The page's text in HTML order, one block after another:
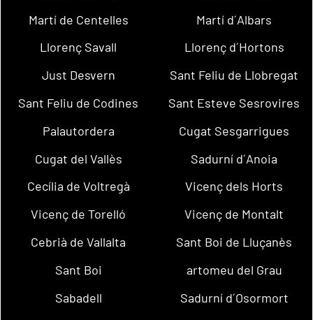
Martí de Centelles
Martí d´Albars
Llorenç Savall
Llorenç d´Hortons
Just Desvern
Sant Feliu de Llobregat
Sant Feliu de Codines
Sant Esteve Sesrovires
Palautordera
Cugat Sesgarrigues
Cugat del Vallès
Sadurní d´Anoia
Cecília de Voltregà
Vicenç dels Horts
Vicenç de Torelló
Vicenç de Montalt
Cebrià de Vallalta
Sant Boi de Lluçanès
Sant Boi
artomeu del Grau
Sabadell
Sadurní d´Osormort